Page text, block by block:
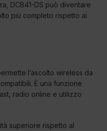
DCB41-DS può diventare
più completo rispetto ai
l’ascolto wireless da
È una funzione
radio online e utilizzo
superiore rispetto al